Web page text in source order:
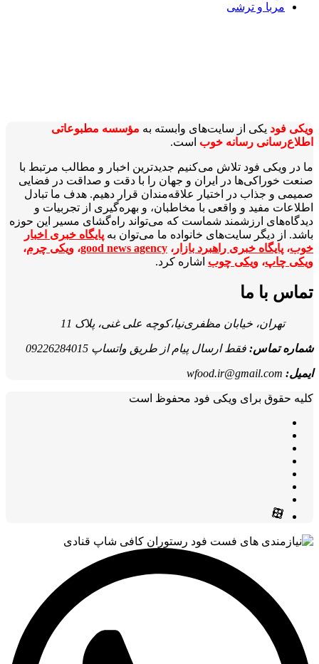
مربا و ترشی
ویکی‌ فود یکی از سایت‌های وابسته به مؤسسه مطبوعاتی
اطلاع‌رسانی رسانه خوب است.
ما در ویکی‌ فود تلاش می‌کنیم جدیدترین اخبار و مطالب مرتبط با
صنعت خوراکی‌ها در ایران و جهان را با دقت و صداقت در فضایی
صمیمی و جذاب در اختیار علاقه‌مندان قرار دهیم. هدف ما تبادل
اطلاعات مفید و واقعی با مخاطبان، و بهره‌گیری از تجربیات و
دیدگاه‌های ارزشمند شماست که می‌تواند راه‌گشای مسیر این حوزه
باشد. از دیگر سایت‌های خانواده ما می‌توان به پایگاه خبری اخبار
خوب، پایگاه خبری راهبرد بازار ، good news agency، ویکی چرم،
ویکی چاپ، ویکی چوب اشاره کرد.
تماس با ما
تهران، خیابان مظفری‌نیا،کوچه علی غنی، پلاک 11
شماره تماس: فقط ارسال پیام از طریق واتساپ 09226284015
ایمیل: wfood.ir@gmail.com
کلیه حقوق برای ویکی فود محفوظ است